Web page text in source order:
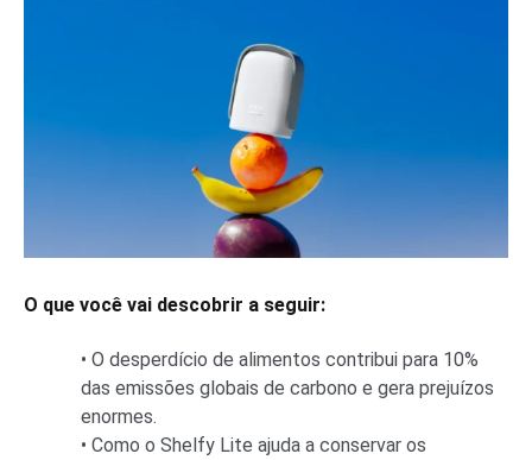
O que você vai descobrir a seguir:
• O desperdício de alimentos contribui para 10%
das emissões globais de carbono e gera prejuízos
enormes.
• Como o Shelfy Lite ajuda a conservar os